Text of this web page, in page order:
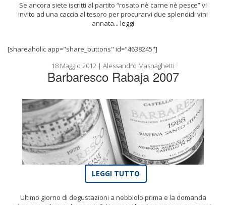
Se ancora siete iscritti al partito “rosato nè carne nè pesce” vi
invito ad una caccia al tesoro per procurarvi due splendidi vini
annata... leggi
[shareaholic app="share_buttons" id="4638245"]
18 Maggio 2012 | Alessandro Masnaghetti
Barbaresco Rabaja 2007
LEGGI TUTTO
Ultimo giorno di degustazioni a nebbiolo prima e la domanda